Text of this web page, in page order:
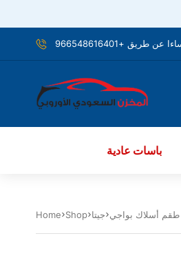
باسات عادية
Home Shop جيتا